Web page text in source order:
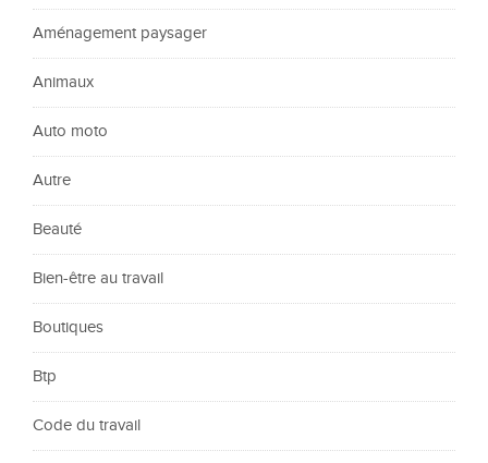
Aménagement paysager
Animaux
Auto moto
Autre
Beauté
Bien-être au travail
Boutiques
Btp
Code du travail